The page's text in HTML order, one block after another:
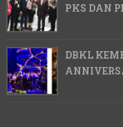
PKS DAN
DBKL